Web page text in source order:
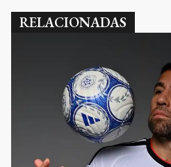
RELACIONADAS